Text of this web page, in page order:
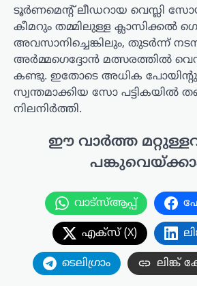
ടൂർണമെന്റ് ലീഡറായ വെസ്ലി
കീമറും തമ്മിലുള്ള ക്ലാസിക്കൽ
അവസാനിച്ചെങ്കിലും, തുടർന്ന്
അർമ്മഗെദ്ദോൻ മത്സരത്തിൽ
കണ്ടു. ഇതോടെ അധിക
സ്വന്തമാക്കിയ സോ പട്ടികയിൽ
നിലനിർത്തി.
ഈ വാർത്ത
വാട്സ്ആപ്പ്
എക്സ് (X)
ടെലിഗ്രാം ലിങ്ക്